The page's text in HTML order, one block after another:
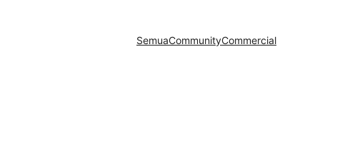
SemuaCommunityCommercial